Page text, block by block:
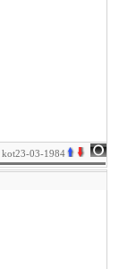
kot23-03-1984